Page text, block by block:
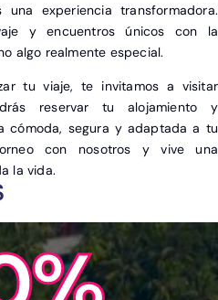
experiencia transformadora.
y encuentros únicos con la
algo realmente especial.
tu viaje, te invitamos a visitar
reservar tu alojamiento y
cómoda, segura y adaptada a tu
con nosotros y vive una
la vida.